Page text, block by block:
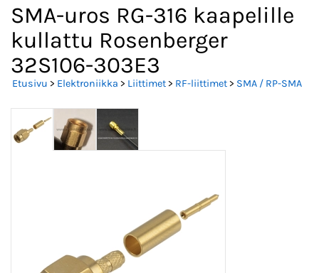
SMA-uros RG-316 kaapelille
kullattu Rosenberger
32S106-303E3
Etusivu > Elektroniikka > Liittimet> RF-liittimet> SMA / RP-SMA